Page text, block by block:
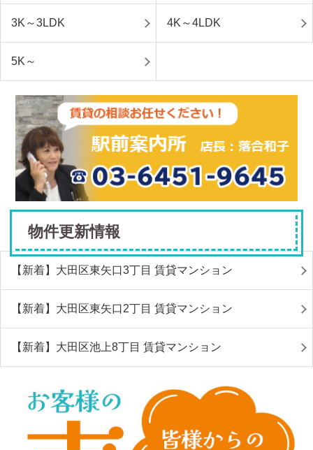
3K～3LDK 4K～4LDK
5K～
物件更新情報
【新着】大田区東矢口3丁目 賃貸マンション
【新着】大田区東矢口2丁目 賃貸マンション
【新着】大田区池上8丁目 賃貸マンション